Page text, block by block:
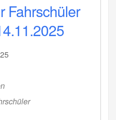
Fahrschüler